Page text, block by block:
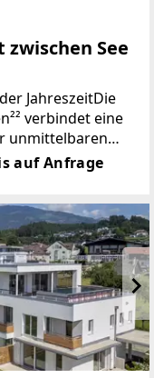
zwischen See
JahreszeitDie
verbindet eine
unmittelbaren
sich ein
auf Anfrage